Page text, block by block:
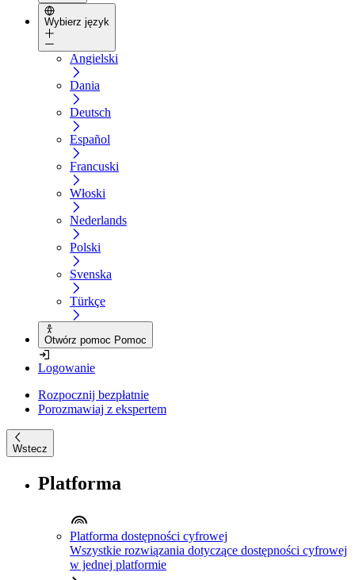
Wybierz język
Angielski
Dania
Deutsch
Español
Francuski
Włoski
Nederlands
Polski
Svenska
Türkçe
Otwórz pomoc Pomoc
Logowanie
Rozpocznij bezpłatnie
Porozmawiaj z ekspertem
Wstecz
Platforma
Platforma dostępności cyfrowej
Wszystkie rozwiązania dotyczące dostępności cyfrowej
w jednej platformie